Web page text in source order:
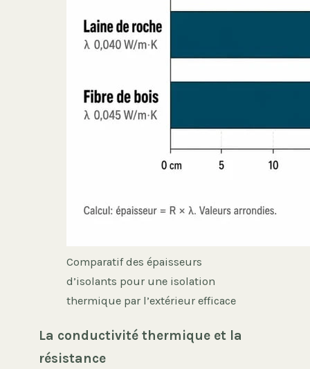
Comparatif des épaisseurs
d’isolants pour une isolation
thermique par l’extérieur efficace
La conductivité thermique et la
résistance